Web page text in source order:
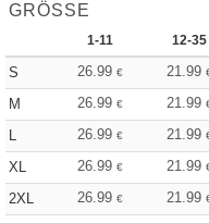
GRÖSSE
1-11 12-35
S 26.99 € 21.99
M
26.99 € 21.99
L
26.99 € 21.99
XL
26.99 € 21.99
2XL
26.99 € 21.99